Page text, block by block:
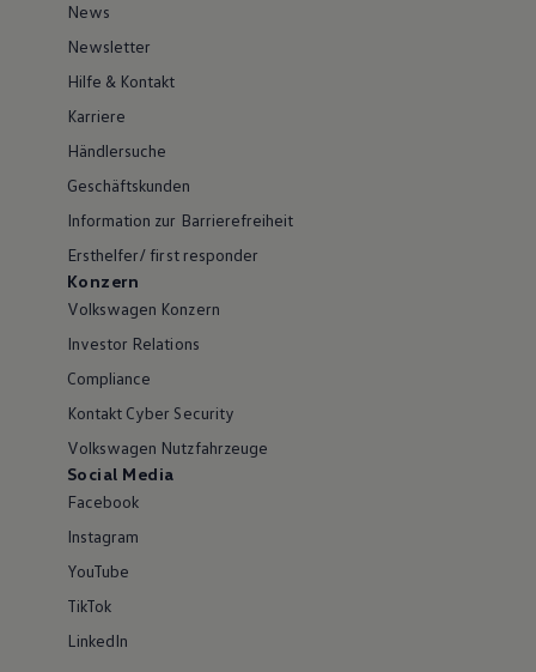
News
Newsletter
Hilfe & Kontakt
Karriere
Händlersuche
Geschäftskunden
Information zur Barrierefreiheit
Ersthelfer/ first responder
Konzern
Volkswagen Konzern
Investor Relations
Compliance
Kontakt Cyber Security
Volkswagen Nutzfahrzeuge
Social Media
Facebook
Instagram
YouTube
TikTok
LinkedIn